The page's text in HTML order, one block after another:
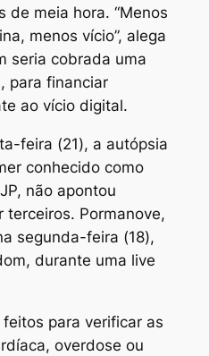
de meia hora. “Menos
menos vício”, alega
seria cobrada uma
para financiar
ao vício digital.
feira (21), a autópsia
conhecido como
não apontou
Pormanove,
segunda-feira (18),
durante uma live
para verificar as
overdose ou